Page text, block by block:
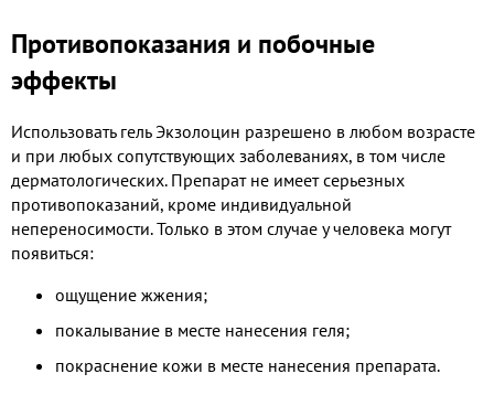
Противопоказания и побочные
эффекты
Использовать гель Экзолоцин разрешено в любом возрасте
и при любых сопутствующих заболеваниях, в том числе
дерматологических. Препарат не имеет серьезных
противопоказаний, кроме индивидуальной
непереносимости. Только в этом случае у человека могут
появиться:
ощущение жжения;
покалывание в месте нанесения геля;
покраснение кожи в месте нанесения препарата.